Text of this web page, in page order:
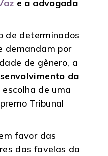
e a advogada
de determinados
demandam por
de gênero, a
da
de uma
Tribunal
favor das
das favelas da